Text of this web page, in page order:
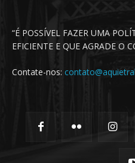
“É POSSÍVEL FAZER UMA
EFICIENTE E QUE AGRADE O
Contate-nos: